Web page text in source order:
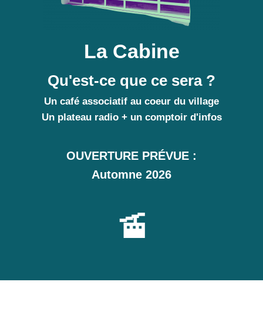
La Cabine
Qu'est-ce que ce sera ?
Un café associatif au coeur du village
Un plateau radio + un comptoir d'infos
OUVERTURE PRÉVUE :
Automne 2026
🚡